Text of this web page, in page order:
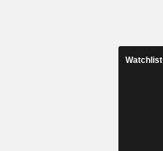
Watchlist